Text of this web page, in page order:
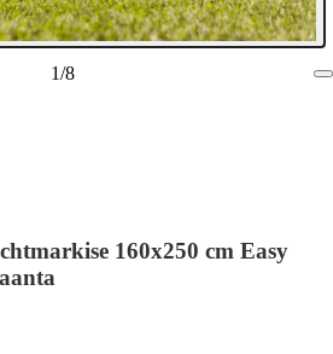
1/8
160x250 cm Easy